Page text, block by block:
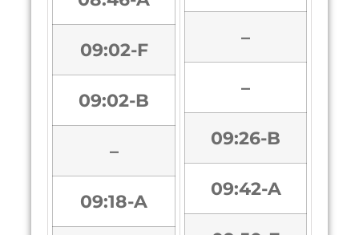
09:02-F
09:02-B
–
09:18-A
–
–
09:26-B
09:42-A